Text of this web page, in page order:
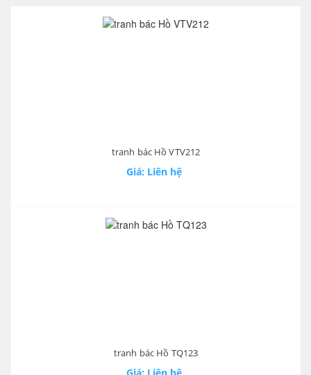
tranh bác Hồ VTV212
Giá: Liên hệ
tranh bác Hồ TQ123